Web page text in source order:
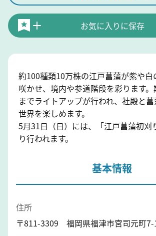
お気に入りに保存
約100種類10万株の江戸菖蒲が紫や白
咲かせ、境内や参道階段を彩ります
までライトアップが行われ、社殿と
世界を楽しめます。
5月31日（日）には、「江戸菖蒲初刈
り行われます。
基本情報
住所
〒811-3309 福岡県福津市宮司元町